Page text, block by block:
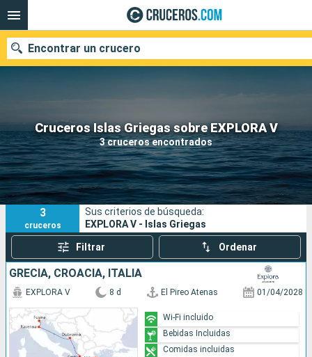
Cruceros Islas Griegas sobre EXPLORA V
3 cruceros encontrados
Encontrar un crucero
Nuestros destinos
Fecha de salida
Puertos Compañías
Buscar
3
cruceros
Sus criterios de búsqueda:
EXPLORA V - Islas Griegas
Filtrar Ordenar
GRECIA, CROACIA, ITALIA
EXPLORA V 8 d El Pireo Atenas 01/04/2028
Wi-Fi incluido
Bebidas Incluidas
Comidas incluidas